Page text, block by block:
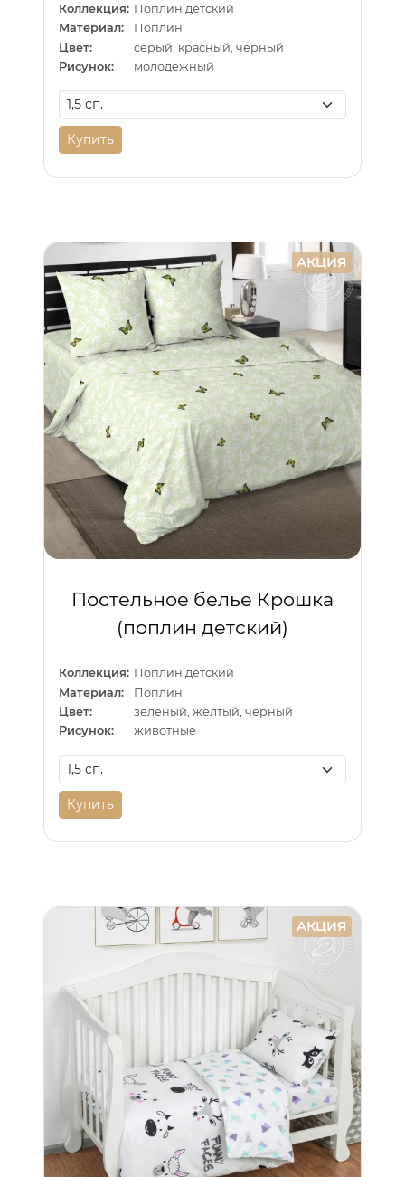
Коллекция: Поплин детский
Материал:
Поплин
Цвет:
серый, красный, черный
Рисунок:
молодежный
Купить
АКЦИЯ
Постельное белье Крошка
(поплин детский)
Коллекция: Поплин детский
Материал:
Поплин
Цвет:
зеленый, желтый, черный
Рисунок:
животные
Купить
АКЦИЯ